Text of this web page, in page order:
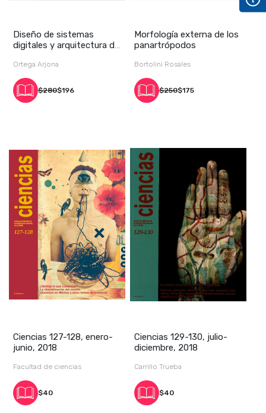
Diseño de sistemas
digitales y arquitectura de
Ortega Arjona
$280$196
Morfología externa de los
panartrópodos
Bortolini Rosales
$250$175
Ciencias 127-128, enero-
junio, 2018
Facultad de ciencias
$40
Ciencias 129-130, julio-
diciembre, 2018
Carrillo Trueba
$40